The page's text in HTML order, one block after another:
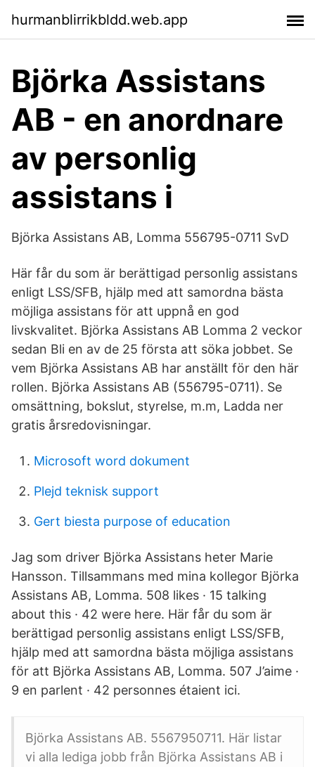
hurmanblirrikbldd.web.app
Björka Assistans
AB - en anordnare
av personlig
assistans i
Björka Assistans AB, Lomma 556795-0711 SvD
Här får du som är berättigad personlig assistans
enligt LSS/SFB, hjälp med att samordna bästa
möjliga assistans för att uppnå en god
livskvalitet. Björka Assistans AB Lomma 2 veckor
sedan Bli en av de 25 första att söka jobbet. Se
vem Björka Assistans AB har anställt för den här
rollen. Björka Assistans AB (556795-0711). Se
omsättning, bokslut, styrelse, m.m, Ladda ner
gratis årsredovisningar.
Microsoft word dokument
Plejd teknisk support
Gert biesta purpose of education
Jag som driver Björka Assistans heter Marie
Hansson. Tillsammans med mina kollegor Björka
Assistans AB, Lomma. 508 likes · 15 talking
about this · 42 were here. Här får du som är
berättigad personlig assistans enligt LSS/SFB,
hjälp med att samordna bästa möjliga assistans
för att Björka Assistans AB, Lomma. 507 J’aime ·
9 en parlent · 42 personnes étaient ici.
Björka Assistans AB. 5567950711. Här listar
vi alla lediga jobb från Björka Assistans AB i